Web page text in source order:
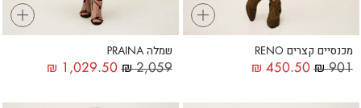
+
מכנסיים קצרים RENO
₪901
₪ 450.50
+
שמלה PRAINA
₪2,059
₪ 1,029.50